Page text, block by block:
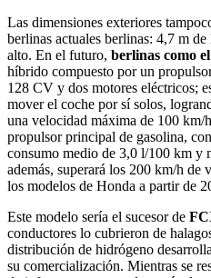
Las dimensiones exteriores
berlinas actuales berlinas: 4,7 m
alto. En el futuro, berlinas como
híbrido compuesto por un
128 CV y dos motores eléctricos;
mover el coche por sí solos,
una velocidad máxima de 100 km/
propulsor principal de gasolina,
consumo medio de 3,0 l/100 km y
además, superará los 200 km/h de
los modelos de Honda a partir de
Este modelo sería el sucesor de
conductores lo cubrieron de
distribución de hidrógeno
su comercialización. Mientras se